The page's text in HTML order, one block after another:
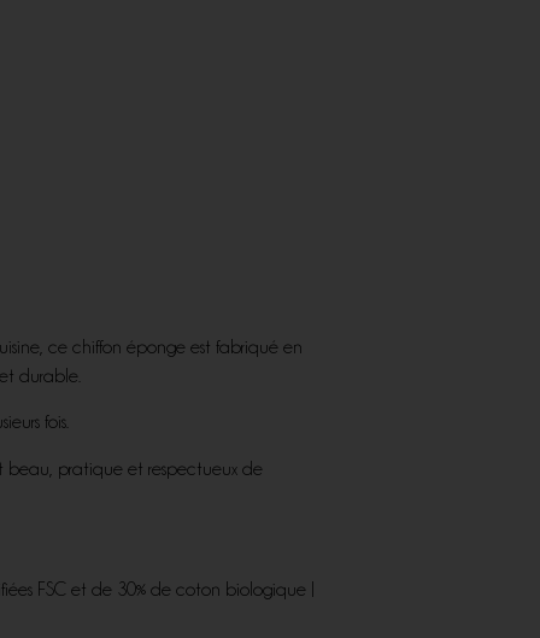
ce chiffon éponge est fabriqué en
durable.
fois.
beau, pratique et respectueux de
FSC et de 30% de coton biologique |